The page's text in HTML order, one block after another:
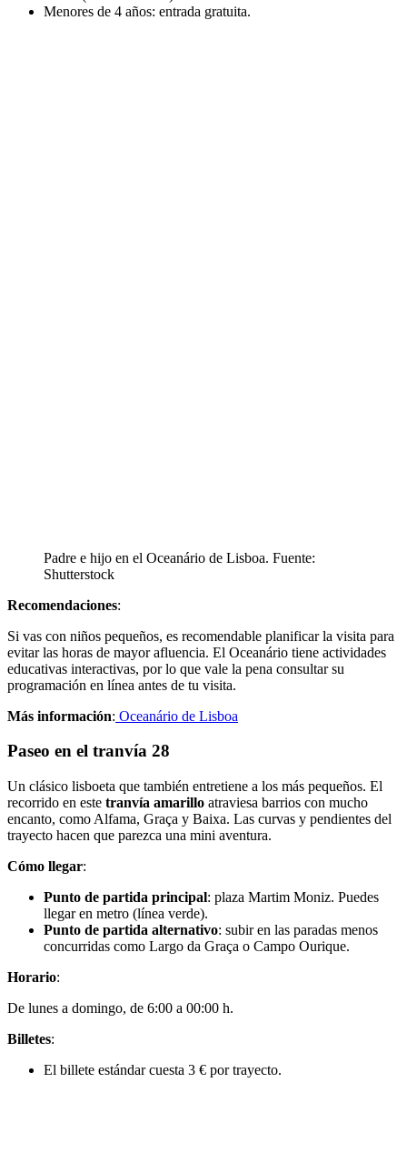
Menores de 4 años: entrada gratuita.
Padre e hijo en el Oceanário de Lisboa. Fuente:
Shutterstock
Recomendaciones:
Si vas con niños pequeños, es recomendable planificar la visita para
evitar las horas de mayor afluencia. El Oceanário tiene actividades
educativas interactivas, por lo que vale la pena consultar su
programación en línea antes de tu visita.
Más información: Oceanário de Lisboa
Paseo en el tranvía 28
Un clásico lisboeta que también entretiene a los más pequeños. El
recorrido en este tranvía amarillo atraviesa barrios con mucho
encanto, como Alfama, Graça y Baixa. Las curvas y pendientes del
trayecto hacen que parezca una mini aventura.
Cómo llegar:
Punto de partida principal: plaza Martim Moniz. Puedes
llegar en metro (línea verde).
Punto de partida alternativo: subir en las paradas menos
concurridas como Largo da Graça o Campo Ourique.
Horario:
De lunes a domingo, de 6:00 a 00:00 h.
Billetes:
El billete estándar cuesta 3 € por trayecto.